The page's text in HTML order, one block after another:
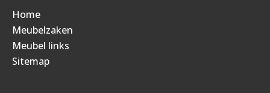
Home
Meubelzaken
Meubel links
Sitemap